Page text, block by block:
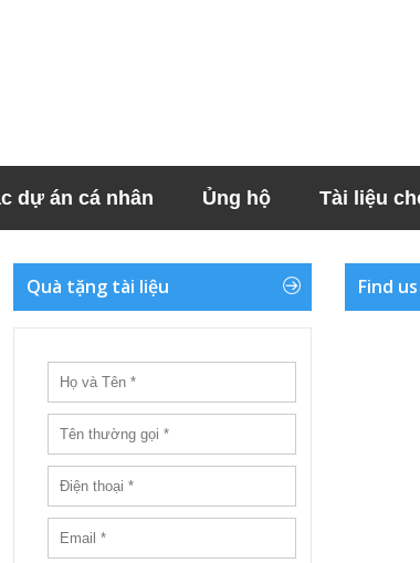
dự án cá nhân Ủng hộ Tài liệu
Quà tặng tài liệu Find